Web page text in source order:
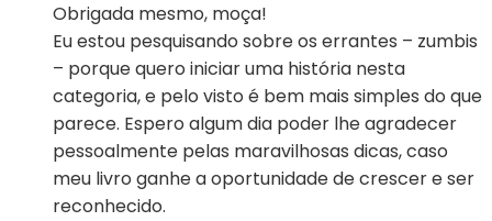
Obrigada mesmo, moça!
Eu estou pesquisando sobre os errantes – zumbis
– porque quero iniciar uma história nesta
categoria, e pelo visto é bem mais simples do que
parece. Espero algum dia poder lhe agradecer
pessoalmente pelas maravilhosas dicas, caso
meu livro ganhe a oportunidade de crescer e ser
reconhecido.